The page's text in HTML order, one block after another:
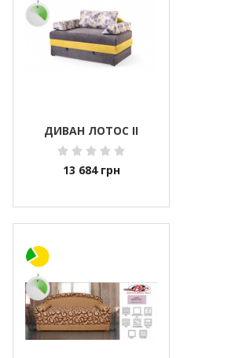
ДИВАН ЛОТОС II
13 684 грн